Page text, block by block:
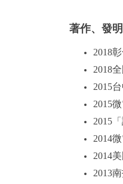
著作、發
2018
2018
2015
2015
2015
2014
2014
2013